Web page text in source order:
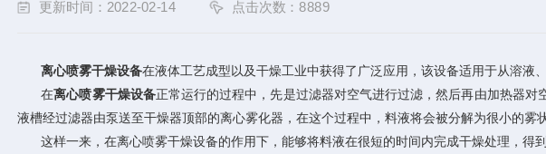
更新时间：2022-02-14 点击次数：8889
离心喷雾干燥设备在液体工艺成型以及干燥工业中获得了广泛应用，该设备适用于从溶液
在离心喷雾干燥设备正常运行的过程中，先是过滤器对空气进行过滤，然后再由加热器
液槽经过滤器由泵送至干燥器顶部的离心雾化器，在这个过程中，料液将会被分解为很小的雾
这样一来，在离心喷雾干燥设备的作用下，能够将料液在很短的时间内完成干燥处理，得